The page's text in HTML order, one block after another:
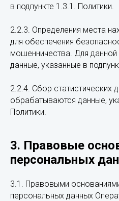
в подпункте 1.3.1. Политики.
2.2.3. Определения места
для обеспечения
мошенничества. Для
данные, указанные в
2.2.4. Сбор статистических
обрабатываются данные,
Политики.
3. Правовые
персональных
3.1. Правовыми
персональных данных